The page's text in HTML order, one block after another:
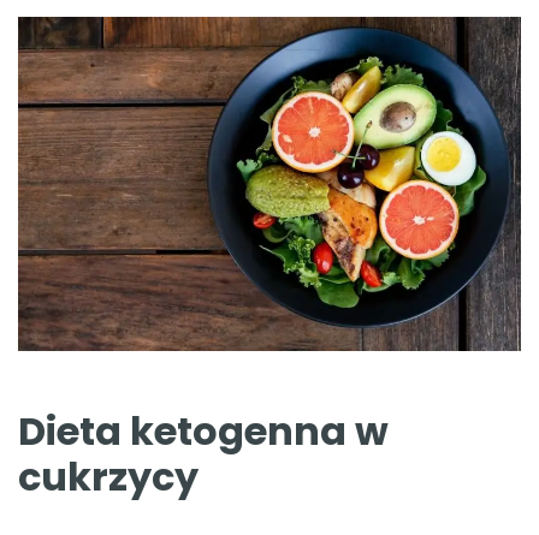
Dieta ketogenna w
cukrzycy